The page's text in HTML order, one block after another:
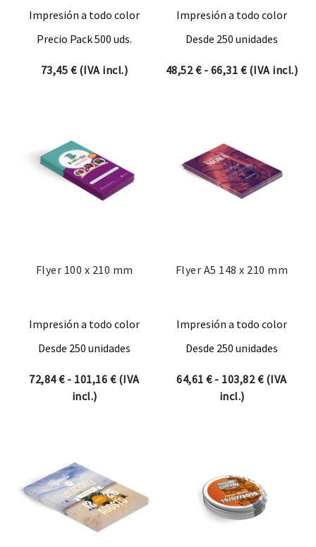
Impresión a todo color
Precio Pack 500 uds.
73,45 €(IVA incl.)
Impresión a todo color
Desde 250 unidades
48,52€ - 66,31 €Rango de
(IVA incl.)
Flyer 100 x 210 mm
Impresión a todo color
Desde 250 unidades
72,84€ - 101,16 €Rango de precios: desde 72,84 € hasta
(IVA
incl.)
Flyer A5 148 x 210 mm
Impresión a todo color
Desde 250 unidades
64,61€ - 103,82€Rango de
(IVA
incl.)